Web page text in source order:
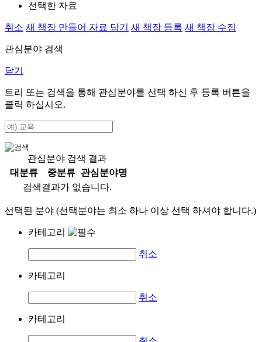
선택한 자료
취소 새 책장 만들어 자료 담기 새 책장 등록 새 책장 수정
관심분야 검색
닫기
트리 또는 검색을 통해 관심분야를 선택 하신 후 등록 버튼을
클릭 하십시오.
관심분야 검색 결과
대분류
중분류
관심분야명
검색결과가 없습니다.
선택된 분야 (선택분야는 최소 하나 이상 선택 하셔야 합니다.)
카테고리
취소
카테고리
취소
카테고리